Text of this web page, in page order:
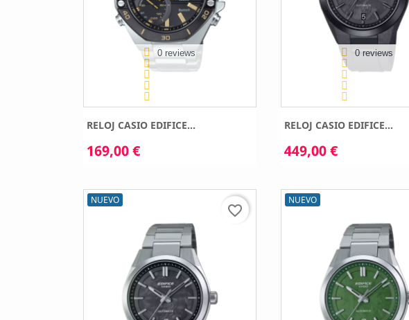
0 reviews
RELOJ CASIO EDIFICE...
169,00 €
0 reviews
RELOJ CASIO EDIFICE...
449,00 €
NUEVO
favorite_border
NUEVO